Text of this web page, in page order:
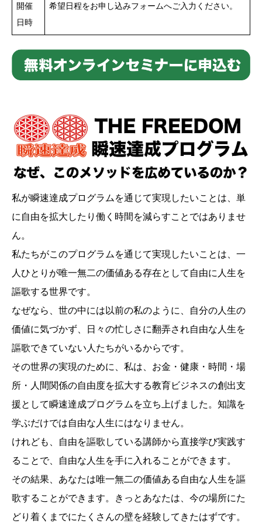
開催
日時
希望日程をお申し込みフォームへご入力ください。
私が瞬速達成プログラムを通じて実現したいことは、単
に自由を拡大したり働く時間を減らすことではありませ
ん。
私たちがこのプログラムを通じて実現したいことは、一
人ひとりが唯一無二の価値ある存在として自由に人生を
謳歌する世界です。
なぜなら、世の中には以前の私のように、自分の人生の
価値に気づかず、日々の忙しさに翻弄され自由な人生を
謳歌できていない人たちがいるからです。
その世界の実現のために、私は、お金・健康・時間・場
所・人間関係の自由度を拡大する教育ビジネスの創出支
援として瞬速達成プログラムを立ち上げました。知識を
学ぶだけでは自由な人生にはなりません。
けれども、自由を謳歌している講師から直接学び実践す
ることで、自由な人生を手に入れることができます。
その結果、あなたは唯一無二の価値ある自由な人生を謳
歌することができます。きっとあなたは、今の場所にた
どり着くまでにたくさんの壁を経験してきたはずです。